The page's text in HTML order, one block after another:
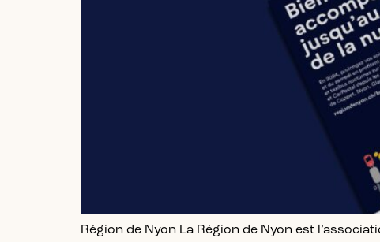
Région de Nyon La Région de Nyon est